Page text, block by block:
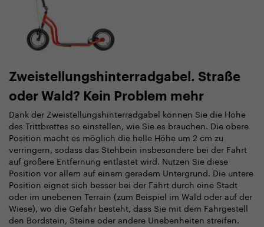
Zweistellungshinterradgabel. Straße
oder Wald? Kein Problem mehr
Dank der Zweistellungshinterradgabel können Sie die Höhe
des Trittbrettes so einstellen, wie Sie es brauchen. Die obere
Position macht es möglich die helle Höhe um 2 cm zu
verringern, sodass das Stehbein insbesondere bei der Fahrt
auf größere Entfernung entlastet wird. Nutzen Sie diese
Position vor allem auf einem geradem Untergrund. Die untere
Position eignet sich besser bei der Fahrt durch eine Stadt
oder im unebenen Terrain (zum Beispiel im Wald oder auf der
Wiese), wo die Gefahr besteht, dass Sie mit dem Fahrgestell
den Bordstein, Steine oder andere Unebenheiten streifen.